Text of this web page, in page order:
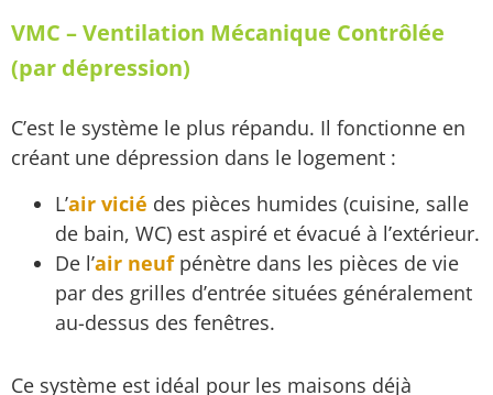
VMC – Ventilation Mécanique Contrôlée
(par dépression)
C’est le système le plus répandu. Il fonctionne en
créant une dépression dans le logement :
L’air vicié des pièces humides (cuisine, salle
de bain, WC) est aspiré et évacué à l’extérieur.
De l’air neufpénètre dans les pièces de vie
par des grilles d’entrée situées généralement
au-dessus des fenêtres.
Ce système est idéal pour les maisons déjà